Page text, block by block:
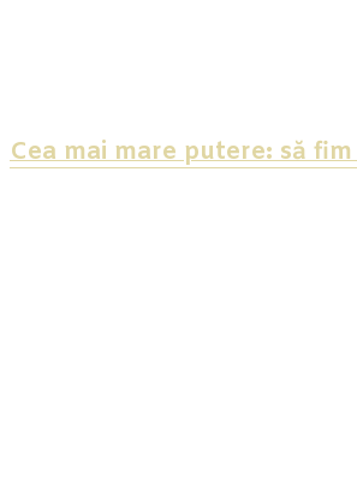
Cea mai mare putere: să